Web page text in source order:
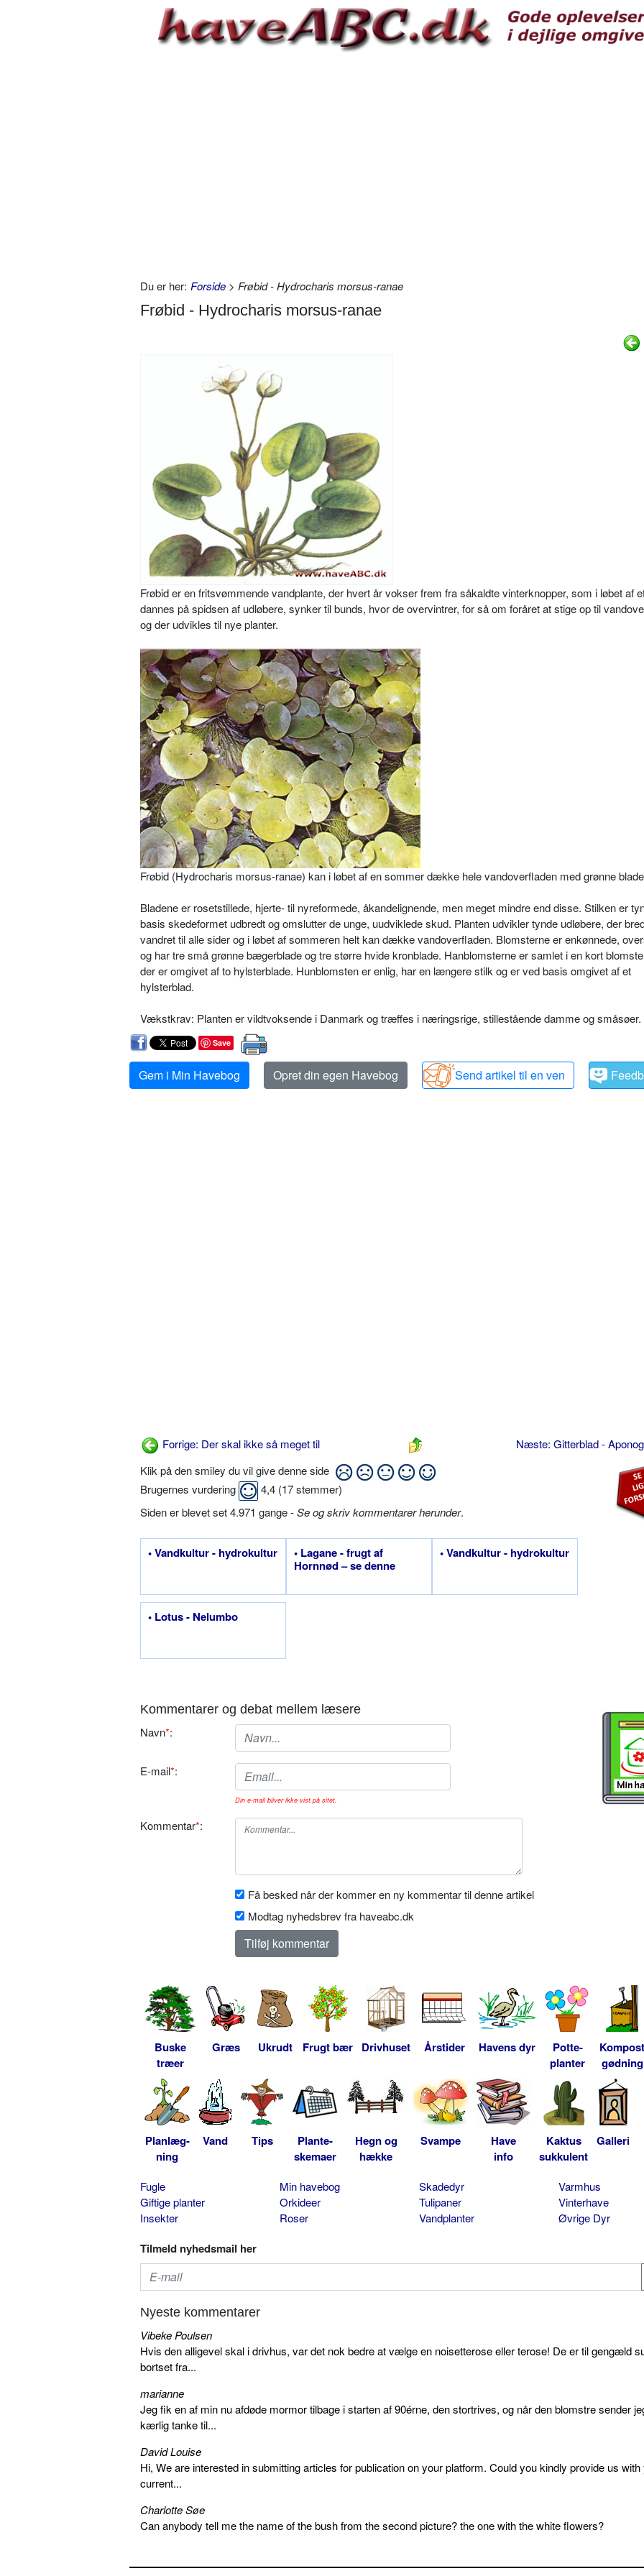
Du er her: Forside > Frøbid - Hydrocharis morsus-ranae
Frøbid - Hydrocharis morsus-ranae
Frøbid er en fritsvømmende vandplan­te, der hvert år vokser frem fra såkald­te vinterknopper, som i løbet af
dannes på spidsen af udløbere, synker til bunds, hvor de overvintrer, for så om foråret at stige op til
og der udvikles til nye planter.
Frøbid (Hydrocharis morsus-ranae) kan i løbet af en sommer dække hele vandoverfladen med grønne
Bladene er rosetstillede, hjerte- til ny­reformede, åkandelignende, men me­get mindre end disse. Stilken er
basis skedeformet udbredt og om­slutter de unge, uudviklede skud. Planten udvikler tynde udløbere, der
vandret til alle sider og i løbet af sommeren helt kan dække vandoverfladen. Blomsterne er enkøn­nede,
og har tre små grønne bægerblade og tre større hvide kronblade. Hanblomsterne er samlet i en kort
der er omgivet af to hylsterblade. Hunblomsten er enlig, har en længere stilk og er ved basis omgivet af et
hylsterblad.
Vækstkrav: Planten er vildtvoksende i Danmark og træffes i næringsrige, stil­lestående damme og småsøer.
Save
Gem i Min Havebog Opret din egen Havebog Send artikel til en ven
Forrige: Der skal ikke så meget til
Næste: Gitterblad -
Klik på den smiley du vil give denne side
Brugernes vurdering
4,4 (17stemmer)
Siden er blevet set 4.971 gange -Se og skriv kommentarer herunder.
• Vandkultur - hydrokultur
• Lagane - frugt af
Hornnød – se denne
• Vandkultur - hydrokultur
• Lotus - Nelumbo
Kommentarer og debat mellem læsere
Navn*:
E-mail*:
Din e-mail bliver ikke vist på sitet.
Kommentar*:
Få besked når der kommer en ny kommentar til denne artikel
Modtag nyhedsbrev fra haveabc.dk
Buske
træer
Græs Ukrudt Frugt bær Drivhuset Årstider Havens dyr
Potte-
planter
Kompost
gødning
Planlæg-
ning
Vand Tips
Plante-
skemaer
Hegn og
hække
Svampe
Have
info
Kaktus
sukkulent
Galleri
Fugle
Giftige planter
Insekter
Min havebog
Orkideer
Roser
Skadedyr
Tulipaner
Vandplanter
Varmhus
Vinterhave
Øvrige Dyr
Tilmeld nyhedsmail her
Nyeste kommentarer
Vibeke Poulsen
Hvis den alligevel skal i drivhus, var det nok bedre at vælge en noisetterose eller terose! De er til gengæld
bortset fra...
marianne
Jeg fik en af min nu afdøde mormor tilbage i starten af 90érne, den stortrives, og når den blomstre sender
kærlig tanke til...
David Louise
Hi, We are interested in submitting articles for publication on your platform. Could you kindly provide us with
current...
Charlotte Søe
Can anybody tell me the name of the bush from the second picture? the one with the white flowers?